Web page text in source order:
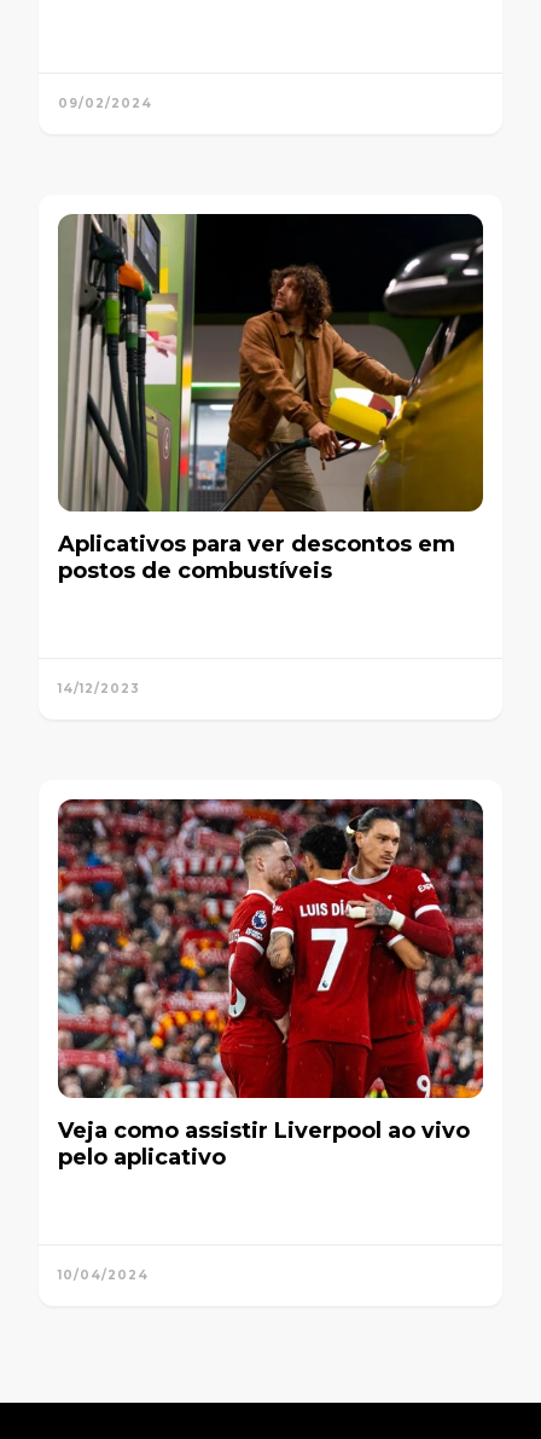
09/02/2024
Aplicativos para ver descontos em
postos de combustíveis
14/12/2023
Veja como assistir Liverpool ao vivo
pelo aplicativo
10/04/2024